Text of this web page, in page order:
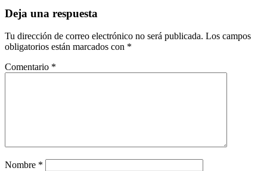
Deja una respuesta
Tu dirección de correo electrónico no será publicada. Los campos
obligatorios están marcados con *
Comentario *
Nombre *